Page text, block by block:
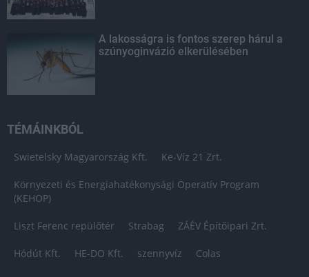
A lakosságra is fontos szerep hárul a
szúnyoginvázió elkerülésében
TÉMÁINKBÓL
Swietelsky Magyarország Kft. Ke-Víz 21 Zrt.
Környezeti és Energiahatékonysági Operatív Program
(KEHOP)
Liszt Ferenc repülőtér Strabag ZÁÉV Építőipari Zrt.
Hódút Kft. HE-DO Kft. szennyvíz Colas